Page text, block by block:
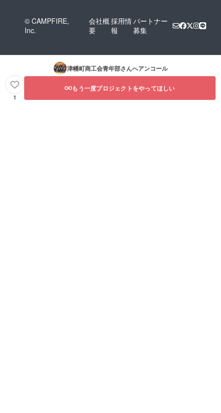
© CAMPFIRE,
Inc.
会社概
要
採用情
報
パートナー
募集
津幡町商工会青年部さんへアンコール
1
もう一度プロジェクトをやってほしい